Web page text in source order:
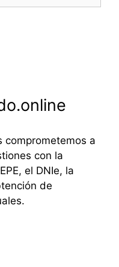
comprometemos a
con la
el DNIe, la
de